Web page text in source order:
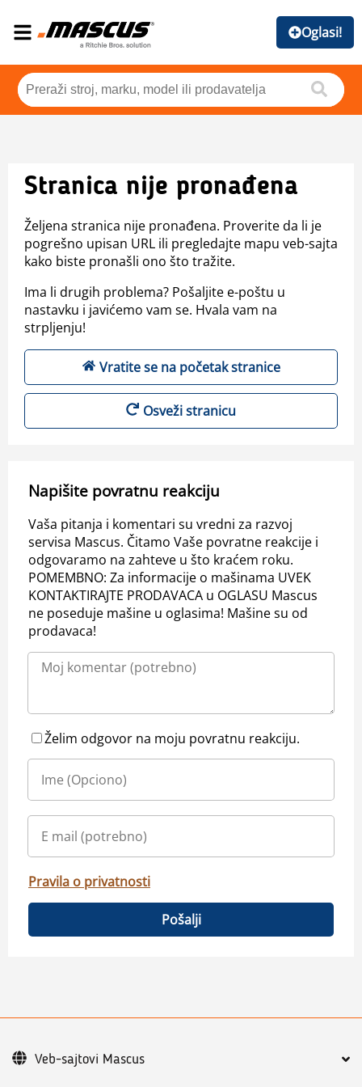
Oglasi!
Stranica nije pronađena
Željena stranica nije pronađena. Proverite da li je
pogrešno upisan URL ili pregledajte mapu veb-sajta
kako biste pronašli ono što tražite.
Ima li drugih problema? Pošaljite e-poštu u
nastavku i javićemo vam se. Hvala vam na
strpljenju!
Vratite se na početak stranice
Osveži stranicu
Napišite povratnu reakciju
Vaša pitanja i komentari su vredni za razvoj
servisa Mascus. Čitamo Vaše povratne reakcije i
odgovaramo na zahteve u što kraćem roku.
POMEMBNO: Za informacije o mašinama UVEK
KONTAKTIRAJTE PRODAVACA u OGLASU Mascus
ne poseduje mašine u oglasima! Mašine su od
prodavaca!
Želim odgovor na moju povratnu reakciju.
Pravila o privatnosti
Pošalji
Veb-sajtovi Mascus